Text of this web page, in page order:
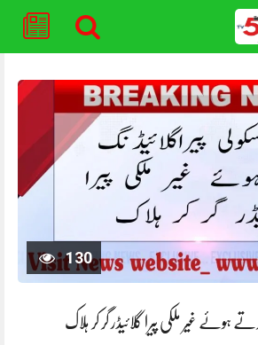
130
ہوئے غیر ملکی پیرا گلائیڈر گر کر ہلاک